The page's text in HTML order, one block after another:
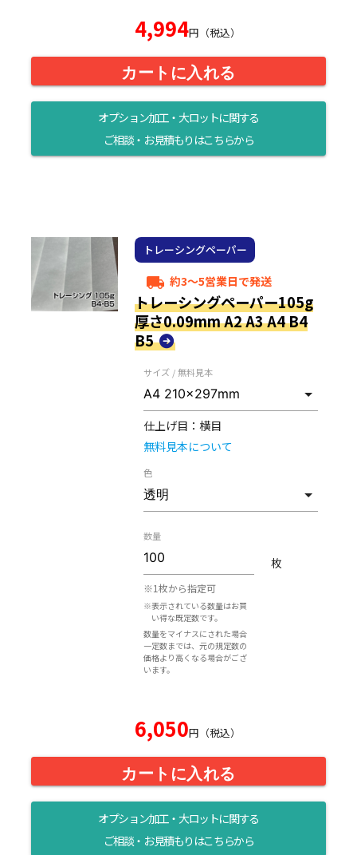
4,994円（税込）
カートに入れる
オプション加工・大ロットに関する
ご相談・お見積もりはこちらから
トレーシングペーパー
local_shipping 約3～5営業日で発送
トレーシングペーパー105g
厚さ0.09mm A2 A3 A4 B4
B5
サイズ / 無料見本
仕上げ目： 横目
無料見本について
色
数量
※1枚から指定可
※表示されている数量はお買
い得な既定数です。
数量をマイナスにされた場合
一定数までは、元の規定数の
価格より高くなる場合がござ
います。
枚
6,050円（税込）
カートに入れる
オプション加工・大ロットに関する
ご相談・お見積もりはこちらから